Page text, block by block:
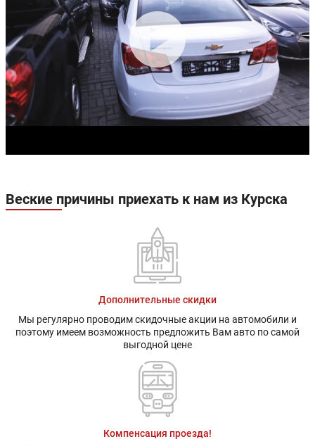
Веские причины приехать к нам из Курска
Дополнительные скидки
Мы регулярно проводим скидочные акции на автомобили и
поэтому имеем возможность предложить Вам авто по самой
выгодной цене
Компенсация проезда!